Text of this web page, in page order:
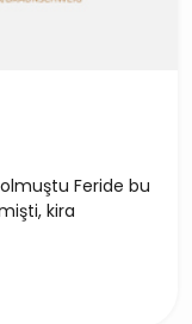
Feride bu
kira